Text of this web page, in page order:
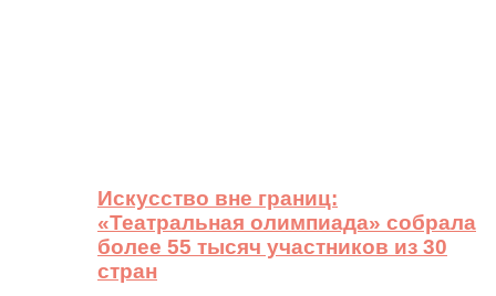
Искусство вне границ:
«Театральная олимпиада» собрала
более 55 тысяч участников из 30
стран